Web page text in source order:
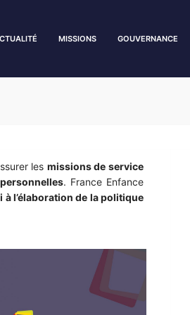
MISSIONS GOUVERNANCE
les missions de service
. France Enfance
à l’élaboration de la politique